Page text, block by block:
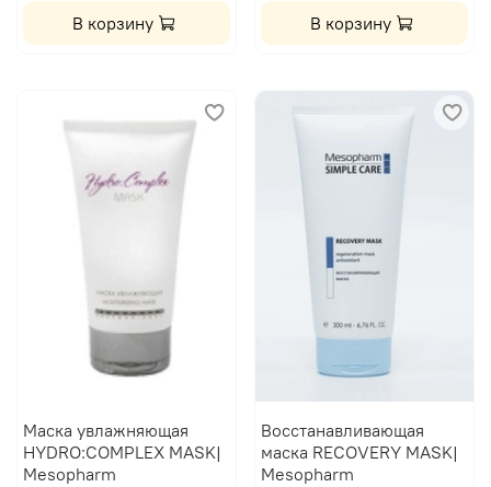
В корзину В корзину
Маска увлажняющая
HYDRO:COMPLEX MASK|
Mesopharm
Восстанавливающая
маска RECOVERY MASK|
Mesopharm